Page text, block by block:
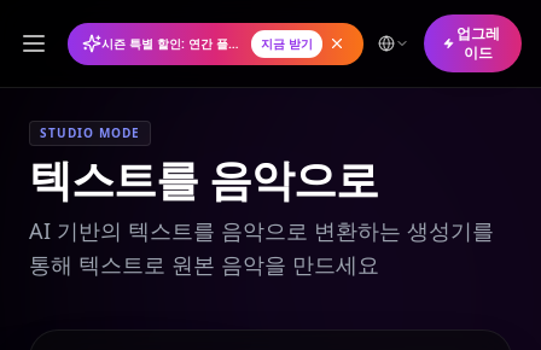
시즌 특별 할인: 연간 플랜 50% 할인 지금 받기
업그레
이드
STUDIO MODE
텍스트를 음악으로
AI 기반의 텍스트를 음악으로 변환하는 생성기를
통해 텍스트로 원본 음악을 만드세요